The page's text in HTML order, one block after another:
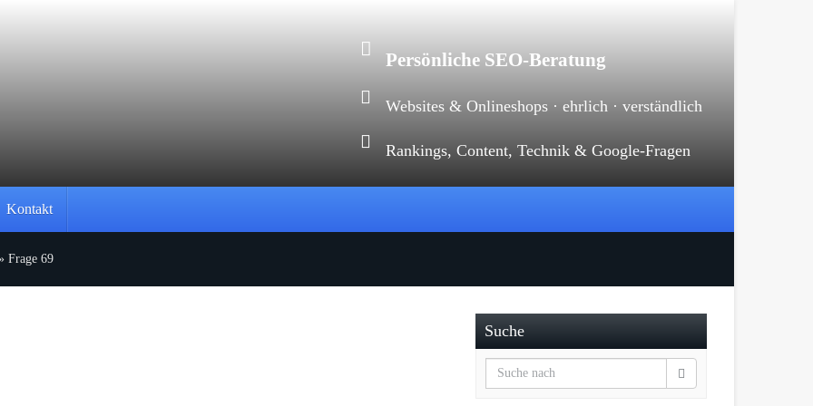
Persönliche SEO-Beratung
Websites & Onlineshops · ehrlich · verständlich
Rankings, Content, Technik & Google-Fragen
Kontakt
Frage 69
Suche